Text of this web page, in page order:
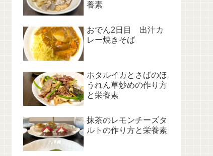
養素
おでん2日目 出汁カ
レー焼きそば
ホタルイカとさばのほ
うれん草炒めの作り方
と栄養素
抹茶のレモンチーズタ
ルトの作り方と栄養素